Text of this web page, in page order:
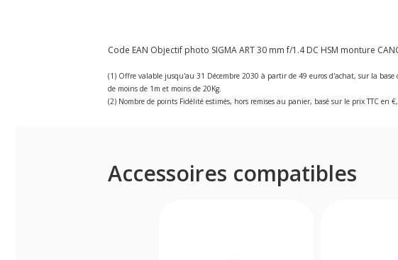
Code EAN Objectif photo SIGMA ART 30 mm f/1.4 DC HSM monture
(1) Offre valable jusqu'au 31 Décembre 2030 à partir de 49 euros d'achat, sur la
de moins de 1m et moins de 20Kg.
(2) Nombre de points Fidélité estimés, hors remises au panier, basé sur le prix TTC en
Accessoires compatibles